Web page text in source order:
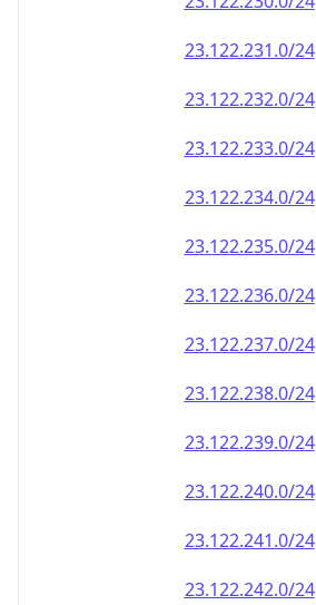
23.122.232.0/24
23.122.233.0/24
23.122.234.0/24
23.122.235.0/24
23.122.236.0/24
23.122.237.0/24
23.122.238.0/24
23.122.239.0/24
23.122.240.0/24
23.122.241.0/24
23.122.242.0/24
23.122.243.0/24